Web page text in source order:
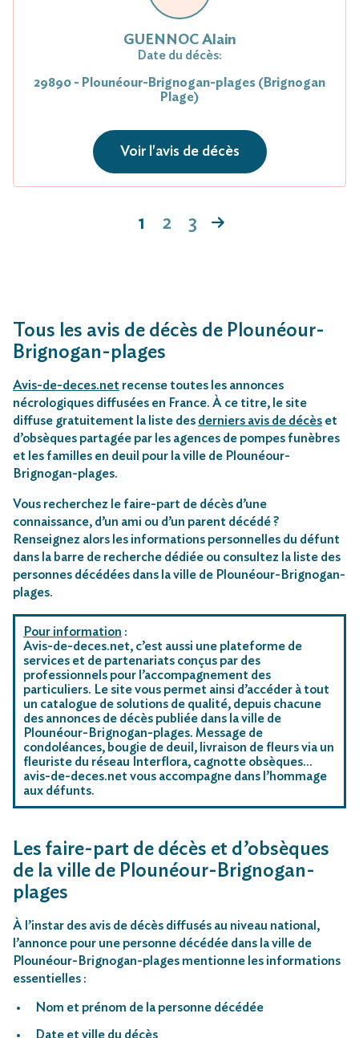
GUENNOC Alain
Date du décès:
29890 - Plounéour-Brignogan-plages (Brignogan
Plage)
Voir l'avis de décès
1 2 3
Tous les avis de décès de Plounéour-
Brignogan-plages
Avis-de-deces.net recense toutes les annonces
nécrologiques diffusées en France. À ce titre, le site
diffuse gratuitement la liste des derniers avis de décès et
d’obsèques partagée par les agences de pompes funèbres
et les familles en deuil pour la ville de Plounéour-
Brignogan-plages.
Vous recherchez le faire-part de décès d’une
connaissance, d’un ami ou d’un parent décédé ?
Renseignez alors les informations personnelles du défunt
dans la barre de recherche dédiée ou consultez la liste des
personnes décédées dans la ville de Plounéour-Brignogan-
plages.
Pour information :
Avis-de-deces.net, c’est aussi une plateforme de
services et de partenariats conçus par des
professionnels pour l’accompagnement des
particuliers. Le site vous permet ainsi d’accéder à tout
un catalogue de solutions de qualité, depuis chacune
des annonces de décès publiée dans la ville de
Plounéour-Brignogan-plages. Message de
condoléances, bougie de deuil, livraison de fleurs via un
fleuriste du réseau Interflora, cagnotte obsèques…
avis-de-deces.net vous accompagne dans l’hommage
aux défunts.
Les faire-part de décès et d’obsèques
de la ville de Plounéour-Brignogan-
plages
À l’instar des avis de décès diffusés au niveau national,
l’annonce pour une personne décédée dans la ville de
Plounéour-Brignogan-plages mentionne les informations
essentielles :
Nom et prénom de la personne décédée
Date et ville du décès